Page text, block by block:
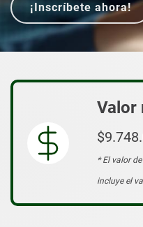
¡Inscríbete ahora!
Valor
* El valor
incluye el